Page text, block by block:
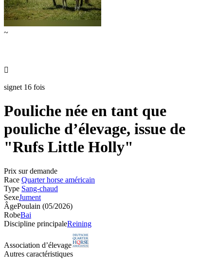
~

signet 16 fois
Pouliche née en tant que
pouliche d’élevage, issue de
"Rufs Little Holly"
Prix sur demande
Race Quarter horse américain
Type Sang-chaud
SexeJument
ÂgePoulain (05/2026)
RobeBai
Discipline principaleReining
Association d’élevage
Autres caractéristiques